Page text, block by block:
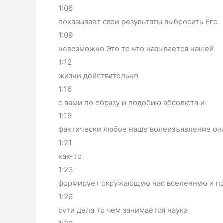
1:06
показывает свои результаты выбросить Его
1:09
невозможно Это то что называется нашей
1:12
жизни действительно
1:16
с вами по образу и подобию абсолюта и
1:19
фактически любое наше волеизъявление
1:21
как-то
1:23
формирует окружающую нас вселенную и
1:26
сути дела то чем занимается наука